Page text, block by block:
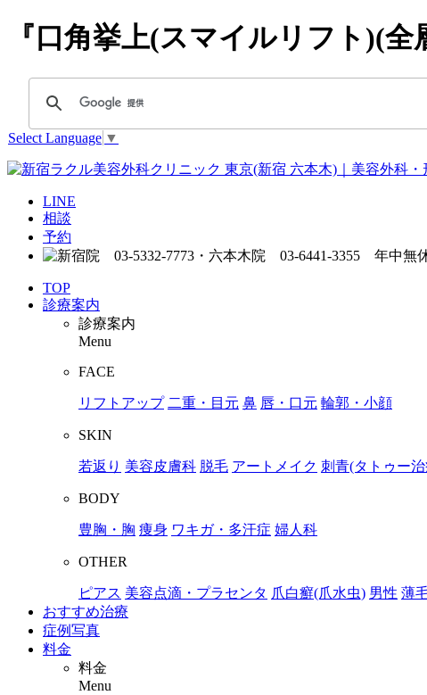
『口角挙上(スマイルリフト)(
Select Language ▼
LINE
相談
予約
TOP
診療案内
診療案内
Menu
FACE
リフトアップ 二重・目元 鼻 唇・口元 輪郭・小顔
SKIN
若返り 美容皮膚科 脱毛 アートメイク 刺青(タトゥー
BODY
豊胸・胸 痩身 ワキガ・多汗症 婦人科
OTHER
ピアス 美容点滴・プラセンタ 爪白癬(爪水虫) 男性 薄
おすすめ治療
症例写真
料金
料金
Menu